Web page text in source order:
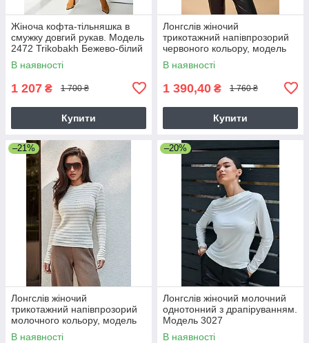
Жіноча кофта-тільняшка в
смужку довгий рукав. Модель
2472 Trikobakh Бежево-білий
В наявності
1 207 ₴ 1 700 ₴
Купити
Лонгслів жіночий
трикотажний напівпрозорий
червоного кольору, модель
2790
В наявності
1 390,40 ₴ 1 760 ₴
Купити
–21%
Лонгслів жіночий
трикотажний напівпрозорий
молочного кольору, модель
2790
В наявності
–20%
Лонгслів жіночий молочний
однотонний з драпіруванням.
Модель 3027
В наявності